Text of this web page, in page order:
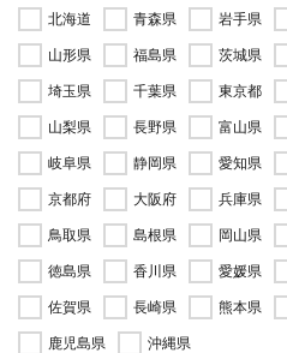
北海道 青森県 岩手県
山形県
福島県 茨城県
埼玉県
千葉県 東京都
山梨県
長野県 富山県
岐阜県
静岡県 愛知県
京都府
大阪府 兵庫県
鳥取県
島根県 岡山県
徳島県
香川県 愛媛県
佐賀県
長崎県 熊本県
鹿児島県
沖縄県